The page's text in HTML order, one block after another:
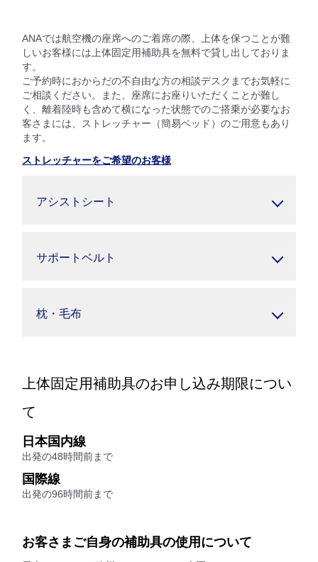
ANAでは航空機の座席へのご着席の際、上体を保つことが難
しいお客様には上体固定用補助具を無料で貸し出しておりま
す。
ご予約時におからだの不自由な方の相談デスクまでお気軽に
ご相談ください。また、座席にお座りいただくことが難し
く、離着陸時も含めて横になった状態でのご搭乗が必要なお
客さまには、ストレッチャー（簡易ベッド）のご用意もあり
ます。
ストレッチャーをご希望のお客様
アシストシート
サポートベルト
枕・毛布
上体固定用補助具のお申し込み期限につい
て
日本国内線
出発の48時間前まで
国際線
出発の96時間前まで
お客さまご自身の補助具の使用について